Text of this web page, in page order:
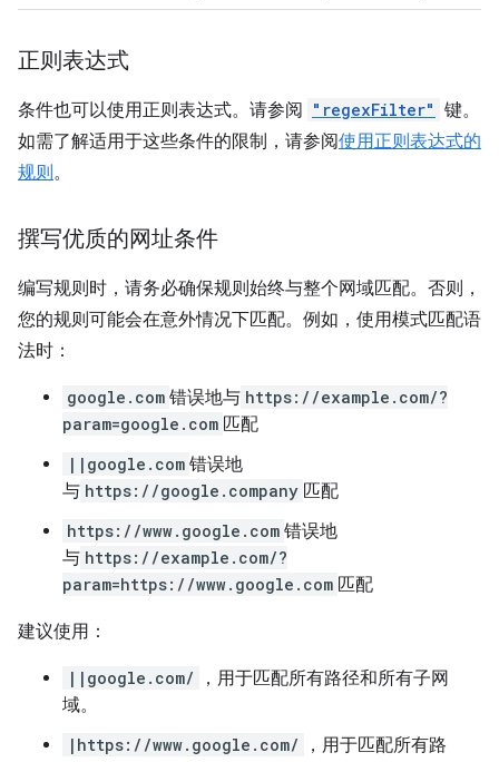
正则表达式
条件也可以使用正则表达式。请参阅 "regexFilter" 键。
如需了解适用于这些条件的限制，请参阅使用正则表达式的
规则。
撰写优质的网址条件
编写规则时，请务必确保规则始终与整个网域匹配。否则，
您的规则可能会在意外情况下匹配。例如，使用模式匹配语
法时：
google.com 错误地与 https://example.com/?
param=google.com 匹配
||google.com 错误地
与 https://google.company 匹配
https://www.google.com 错误地
与 https://example.com/?
param=https://www.google.com 匹配
建议使用：
||google.com/
，用于匹配所有路径和所有子网
域。
|https://www.google.com/
，用于匹配所有路